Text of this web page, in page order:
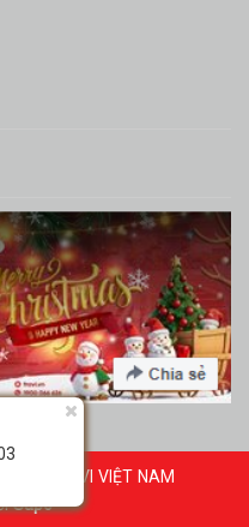
FRAVI VIỆT NAM
Sapo